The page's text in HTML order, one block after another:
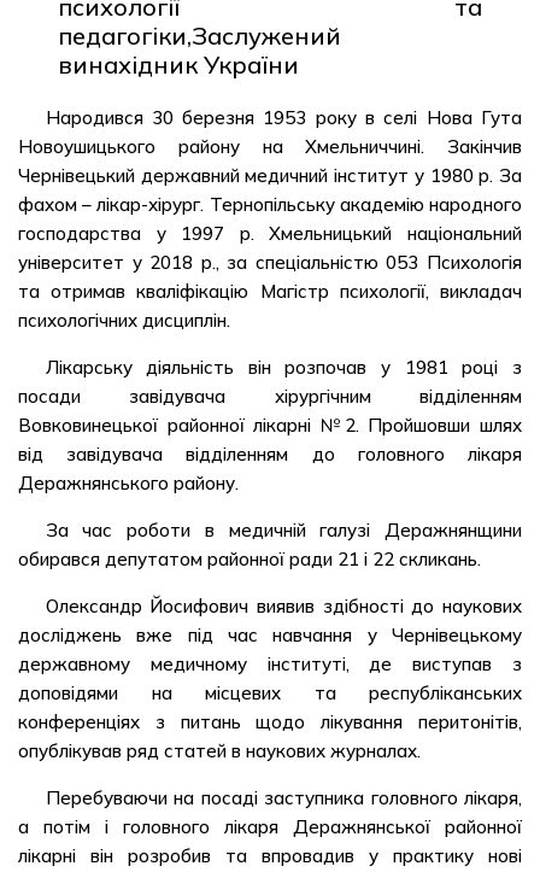
психології та
педагогіки,Заслужений
винахідник України
Народився 30 березня 1953 року в селі Нова Гута
Новоушицького району на Хмельниччині. Закінчив
Чернівецький державний медичний інститут у 1980 р. За
фахом – лікар-хірург. Тернопільську академію народного
господарства у 1997 р. Хмельницький національний
університет у 2018 р., за спеціальністю 053 Психологія
та отримав кваліфікацію Магістр психології, викладач
психологічних дисциплін.
Лікарську діяльність він розпочав у 1981 році з
посади завідувача хірургічним відділенням
Вовковинецької районної лікарні №2. Пройшовши шлях
від завідувача відділенням до головного лікаря
Деражнянського району.
За час роботи в медичній галузі Деражнянщини
обирався депутатом районної ради 21 і 22 скликань.
Олександр Йосифович виявив здібності до наукових
досліджень вже під час навчання у Чернівецькому
державному медичному інституті, де виступав з
доповідями на місцевих та республіканських
конференціях з питань щодо лікування перитонітів,
опублікував ряд статей в наукових журналах.
Перебуваючи на посаді заступника головного лікаря,
а потім і головного лікаря Деражнянської районної
лікарні він розробив та впровадив у практику нові